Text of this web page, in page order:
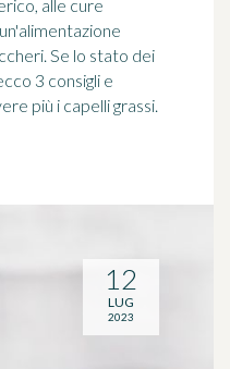
alle cure
Se lo stato dei
3 consigli e
più i capelli grassi.
12
LUG
2023